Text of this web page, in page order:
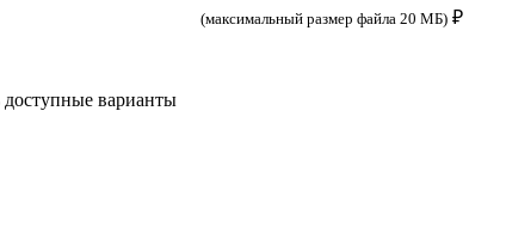
(максимальный размер файла 20 МБ) ₽
доступные варианты